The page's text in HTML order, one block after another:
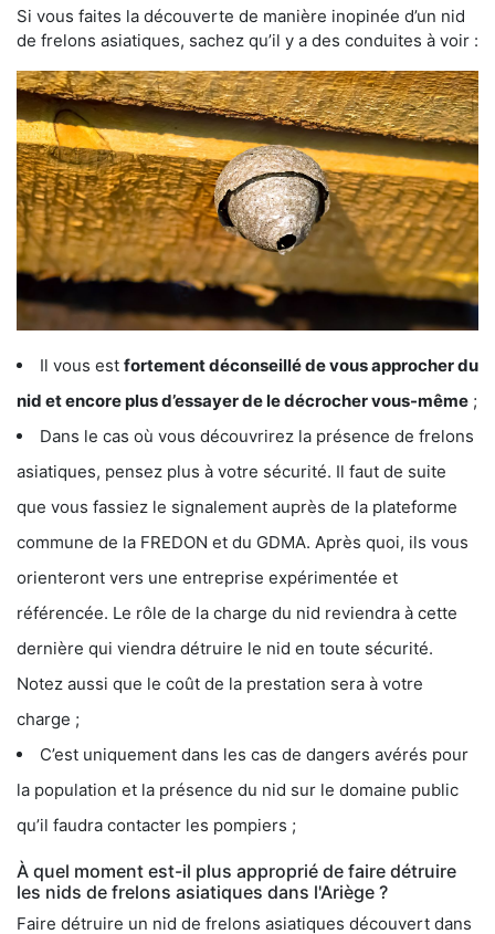
Si vous faites la découverte de manière inopinée d’un nid
de frelons asiatiques, sachez qu’il y a des conduites à voir :
Il vous est fortement déconseillé de vous approcher du
nid et encore plus d’essayer de le décrocher vous-même ;
Dans le cas où vous découvrirez la présence de frelons
asiatiques, pensez plus à votre sécurité. Il faut de suite
que vous fassiez le signalement auprès de la plateforme
commune de la FREDON et du GDMA. Après quoi, ils vous
orienteront vers une entreprise expérimentée et
référencée. Le rôle de la charge du nid reviendra à cette
dernière qui viendra détruire le nid en toute sécurité.
Notez aussi que le coût de la prestation sera à votre
charge ;
C’est uniquement dans les cas de dangers avérés pour
la population et la présence du nid sur le domaine public
qu’il faudra contacter les pompiers ;
À quel moment est-il plus approprié de faire détruire
les nids de frelons asiatiques dans l'Ariège ?
Faire détruire un nid de frelons asiatiques découvert dans